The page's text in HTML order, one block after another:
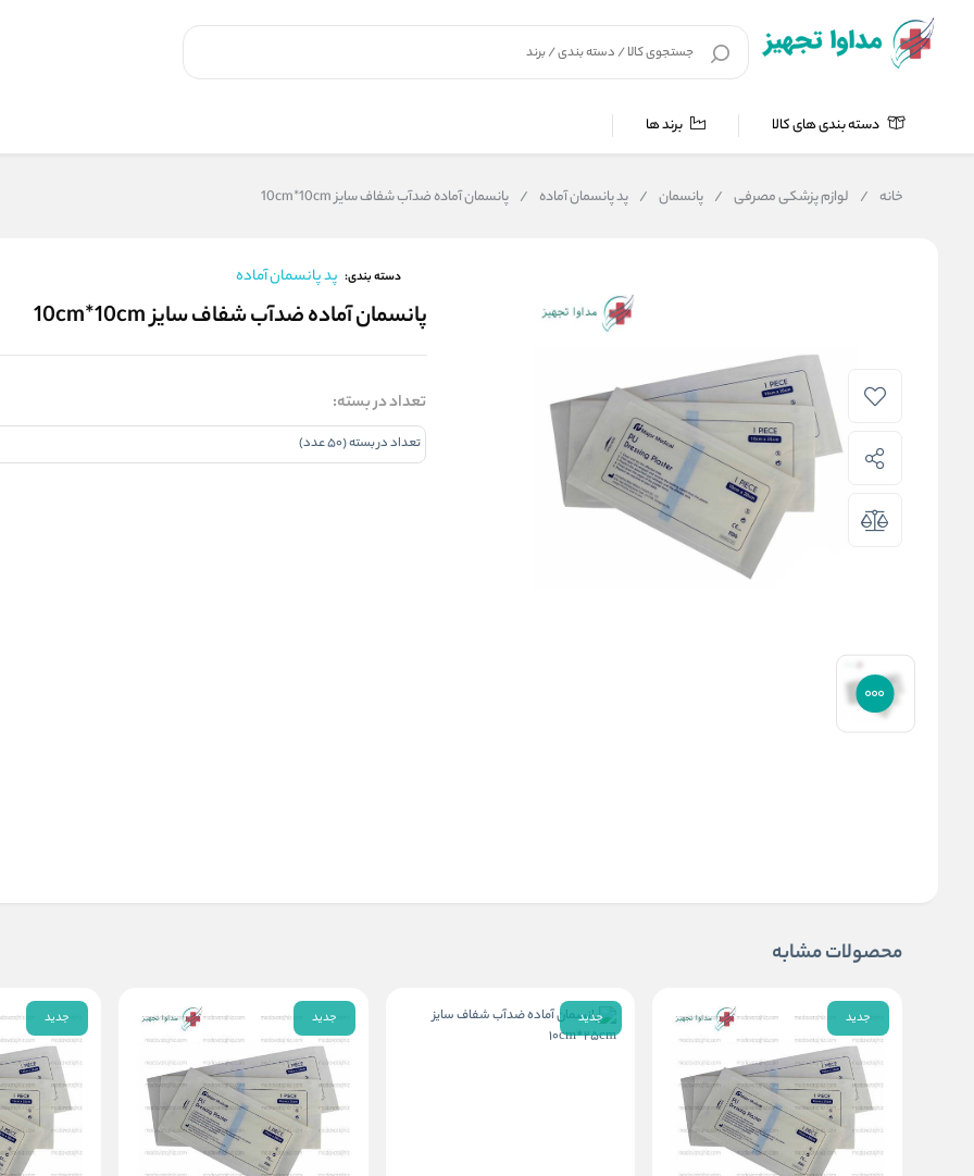
دسته بندی های کالا برند ها
خانه / لوازم پزشکی مصرفی / پانسمان / پد پانسمان آماده / پانسمان آماده ضدآب شفاف سایز 10cm*10cm
دسته بندی: پد پانسمان آماده
پانسمان آماده ضدآب شفاف سایز 10cm*10cm
تعداد در بسته:
محصولات مشابه
جدید جدید جدید جدید